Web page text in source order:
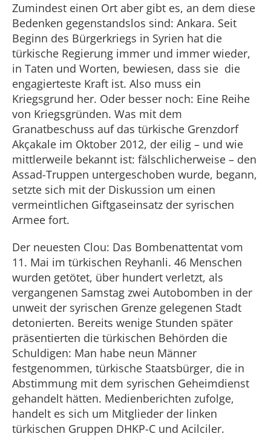
Zumindest einen Ort aber gibt es, an dem diese
Bedenken gegenstandslos sind: Ankara. Seit
Beginn des Bürgerkriegs in Syrien hat die
türkische Regierung immer und immer wieder,
in Taten und Worten, bewiesen, dass sie die
engagierteste Kraft ist. Also muss ein
Kriegsgrund her. Oder besser noch: Eine Reihe
von Kriegsgründen. Was mit dem
Granatbeschuss auf das türkische Grenzdorf
Akçakale im Oktober 2012, der eilig – und wie
mittlerweile bekannt ist: fälschlicherweise – den
Assad-Truppen untergeschoben wurde, begann,
setzte sich mit der Diskussion um einen
vermeintlichen Giftgaseinsatz der syrischen
Armee fort.
Der neuesten Clou: Das Bombenattentat vom
11. Mai im türkischen Reyhanli. 46 Menschen
wurden getötet, über hundert verletzt, als
vergangenen Samstag zwei Autobomben in der
unweit der syrischen Grenze gelegenen Stadt
detonierten. Bereits wenige Stunden später
präsentierten die türkischen Behörden die
Schuldigen: Man habe neun Männer
festgenommen, türkische Staatsbürger, die in
Abstimmung mit dem syrischen Geheimdienst
gehandelt hätten. Medienberichten zufolge,
handelt es sich um Mitglieder der linken
türkischen Gruppen DHKP-C und Acilciler.